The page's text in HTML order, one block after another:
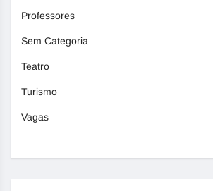
Professores
Sem Categoria
Teatro
Turismo
Vagas